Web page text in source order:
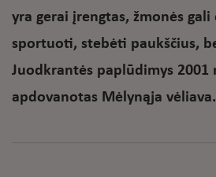
yra gerai įrengtas, žmonės
sportuoti, stebėti paukščius,
Juodkrantės paplūdimys 2001
apdovanotas Mėlynąja vėliava.